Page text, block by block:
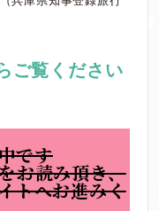
ご覧ください
です
お読み頂き、
トへお進みく